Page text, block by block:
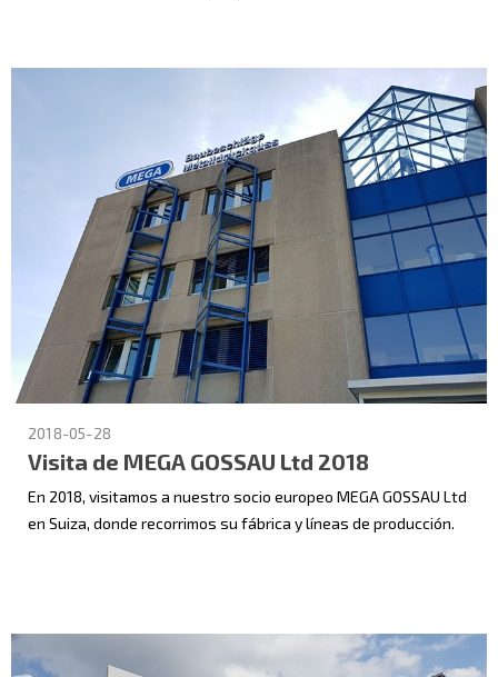
2018-05-28
Visita de MEGA GOSSAU Ltd 2018
En 2018, visitamos a nuestro socio europeo MEGA GOSSAU Ltd
en Suiza, donde recorrimos su fábrica y líneas de producción.